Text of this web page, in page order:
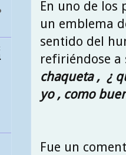
En uno de
un emblema
sentido del
refiriéndose
chaqueta , ¿
yo , como
Fue un